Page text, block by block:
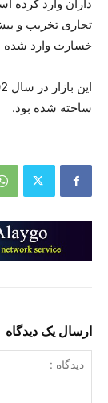
خسارت وارد
ساخته شده بود.
ارسال یک دیدگاه